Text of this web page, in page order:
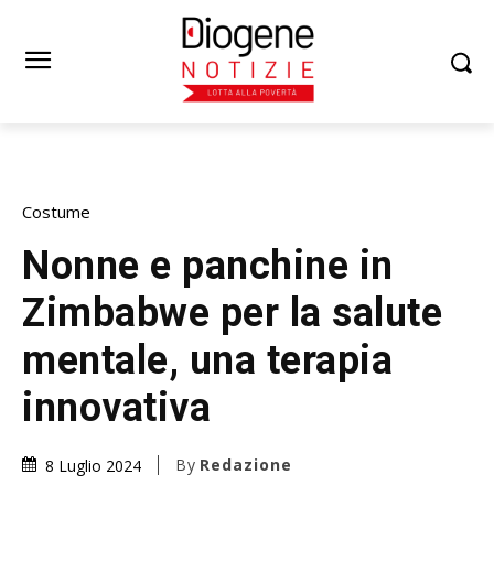
Costume
Nonne e panchine in
Zimbabwe per la salute
mentale, una terapia
innovativa
8 Luglio 2024 By Redazione